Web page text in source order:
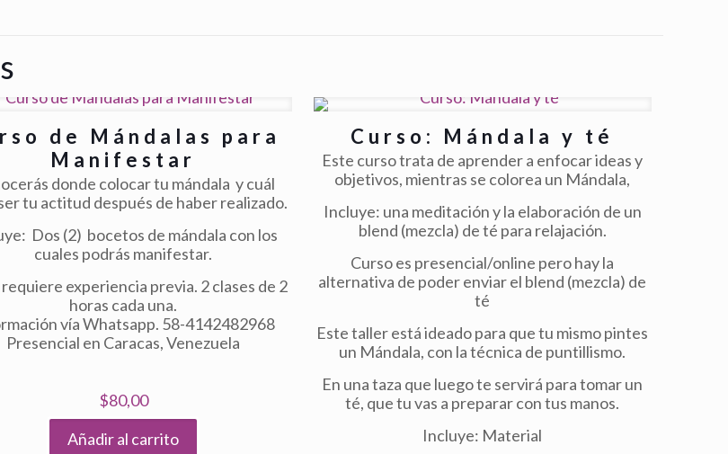
de Mándalas para
Manifestar
donde colocar tu mándala y cuál
tu actitud después de haber realizado.
Dos (2) bocetos de mándala con los
cuales podrás manifestar.
requiere experiencia previa. 2 clases de 2
horas cada una.
vía Whatsapp. 58-4142482968
Presencial en Caracas, Venezuela
$80,00
Añadir al carrito
Curso: Mándala y té
Este curso trata de aprender a enfocar ideas y
objetivos, mientras se colorea un Mándala,
Incluye: una meditación y la elaboración de un
blend (mezcla) de té para relajación.
Curso es presencial/online pero hay la
alternativa de poder enviar el blend (mezcla) de
té
Este taller está ideado para que tu mismo pintes
un Mándala, con la técnica de puntillismo.
En una taza que luego te servirá para tomar un
té, que tu vas a preparar con tus manos.
Incluye: Material